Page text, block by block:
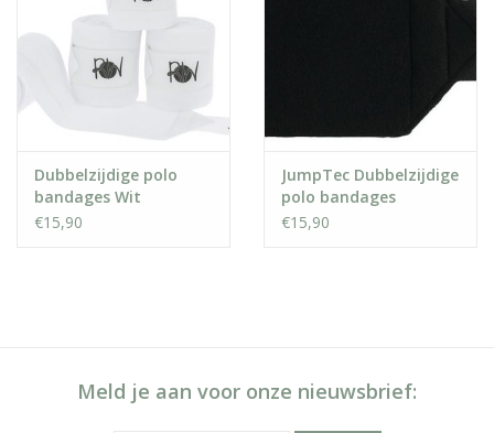
Dubbelzijdige polo
bandages Wit
€15,90
JumpTec Dubbelzijdige
polo bandages
€15,90
Meld je aan voor onze nieuwsbrief: